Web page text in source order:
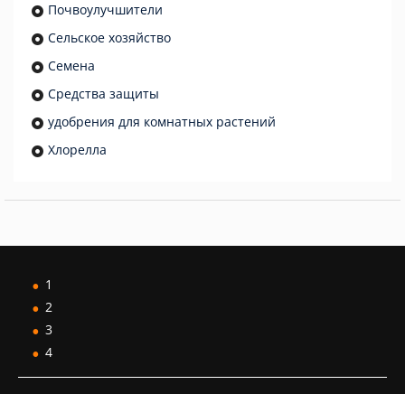
Почвоулучшители
Сельское хозяйство
Семена
Средства защиты
удобрения для комнатных растений
Хлорелла
1
2
3
4